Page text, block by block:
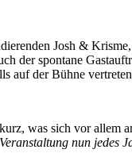
Josh &
der spontane
auf der Bühne
was sich vor allem
nun jedes